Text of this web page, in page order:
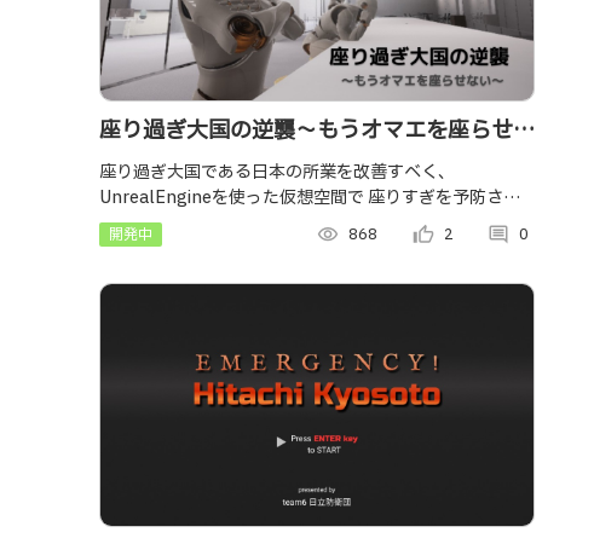
座り過ぎ大国の逆襲～もうオマエを座らせな
い～
座り過ぎ大国である日本の所業を改善すべく、
UnrealEngineを使った仮想空間で 座りすぎを予防させ
るシミュレーションを行う
開発中 visibility 868 thumb_up_alt 2 comment 0